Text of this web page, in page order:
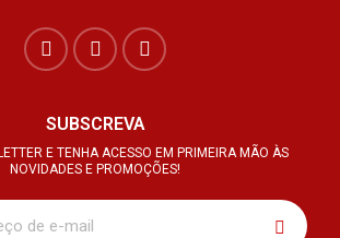
SUBSCREVA
E TENHA ACESSO EM PRIMEIRA MÃO ÀS
NOVIDADES E PROMOÇÕES!